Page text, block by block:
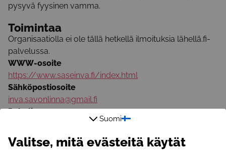
pysyvä fyysinen vamma.
Toimintaa
Organisaatiolla ei ole tällä hetkellä ilmoituksia lähellä.fi-
palvelussa.
WWW-osoite
https://www.saseinva.fi/index.html
Sähköpostiosoite
inva.savonlinna@gmail.fi
Puhelinnumero
Suomi
Valitse, mitä evästeitä käytät